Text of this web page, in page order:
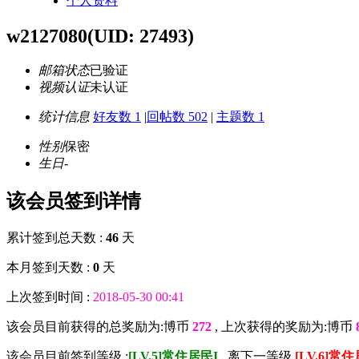
w2127080(UID: 27493)
邮箱状态已验证
视频认证未认证
统计信息 好友数 1 |回帖数 502 | 主题数 1
性别保密
生日-
该会员签到详情
累计签到总天数 : 46 天
本月签到天数 : 0 天
上次签到时间 : 2018-05-30 00:41
该会员目前获得的总奖励为:博币 272 , 上次获得的奖励为:博币